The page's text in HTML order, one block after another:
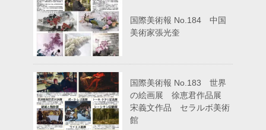
国際美術報 No.184 中国
美術家張光奎
国際美術報 No.183 世界
の絵画展 徐恵君作品展
宋義文作品 セラルボ美術
館